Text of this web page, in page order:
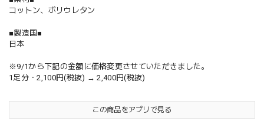
コットン、ポリウレタン
■製造国■
日本
※9/1から下記の金額に価格変更させていただきました。
1足分・2,100円(税抜) → 2,400円(税抜)
この商品をアプリで見る